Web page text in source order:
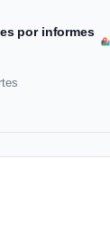
por informes